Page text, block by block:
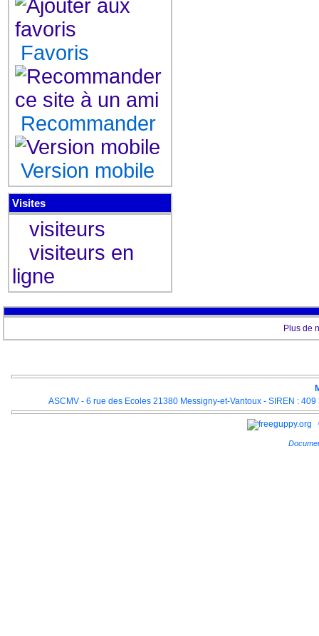
Favoris
Recommander
Version mobile
Visites
visiteurs
visiteurs en
ligne
Plus de
ASCMV - 6 rue des Ecoles 21380 Messigny-et-Vantoux - SIREN :